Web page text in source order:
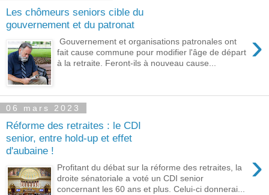
Les chômeurs seniors cible du
gouvernement et du patronat
›
Gouvernement et organisations patronales ont
fait cause commune pour modifier l'âge de départ
à la retraite. Feront-ils à nouveau cause...
06 mars 2023
Réforme des retraites : le CDI
senior, entre hold-up et effet
d'aubaine !
›
Profitant du débat sur la réforme des retraites, la
droite sénatoriale a voté un CDI senior
concernant les 60 ans et plus. Celui-ci donnerai...